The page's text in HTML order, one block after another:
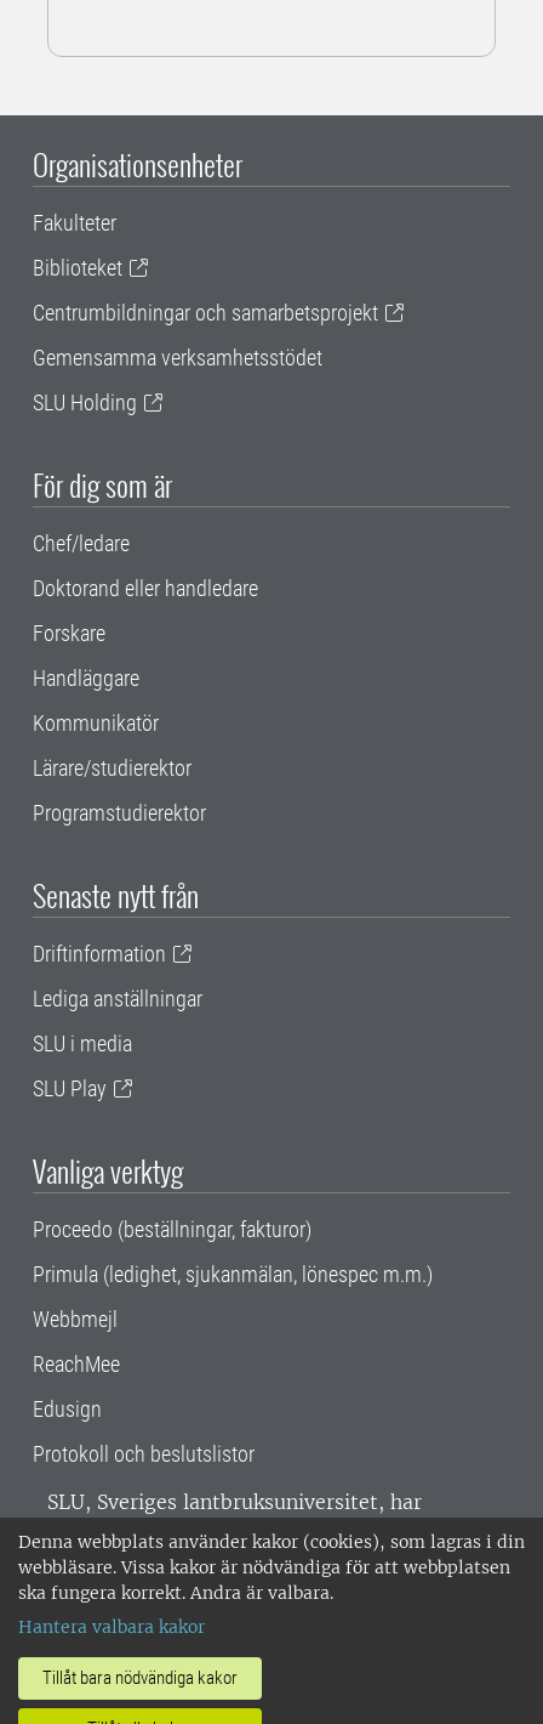
Denna webbplats använder kakor (cookies), som lagras i din
webbläsare. Vissa kakor är nödvändiga för att webbplatsen
ska fungera korrekt. Andra är valbara.
Hantera valbara kakor
Tillåt bara nödvändiga kakor
Organisationsenheter
Fakulteter
Biblioteket
Centrumbildningar och samarbetsprojekt
Gemensamma verksamhetsstödet
SLU Holding
För dig som är
Chef/ledare
Doktorand eller handledare
Forskare
Handläggare
Kommunikatör
Lärare/studierektor
Programstudierektor
Senaste nytt från
Driftinformation
Lediga anställningar
SLU i media
SLU Play
Vanliga verktyg
Proceedo (beställningar, fakturor)
Primula (ledighet, sjukanmälan, lönespec m.m.)
Webbmejl
ReachMee
Edusign
Protokoll och beslutslistor
SLU, Sveriges lantbruksuniversitet, har
verksamhet över hela Sverige. Huvudorter är
Alnarp, Uppsala och Umeå.SLU är
miljöcertifierat enligt ISO 14001. •
018-67 10 00 • Org nr: 202100-2817 •
Om SLU:s webbplatser
•Hantera kakor•Behandling av